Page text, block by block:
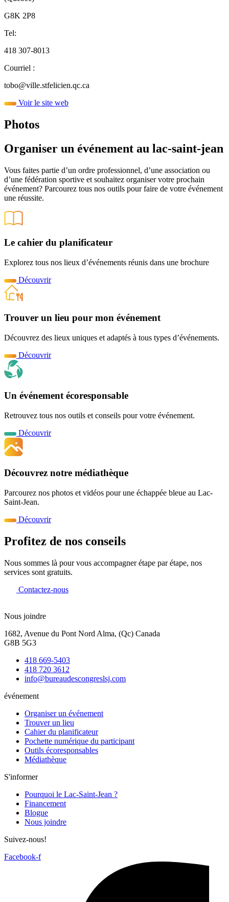
G8K 2P8
Tel:
418 307-8013
Courriel :
tobo@ville.stfelicien.qc.ca
Voir le site web
Photos
Organiser un événement au lac-saint-jean
Vous faites partie d’un ordre professionnel, d’une association ou
d’une fédération sportive et souhaitez organiser votre prochain
événement? Parcourez tous nos outils pour faire de votre événement
une réussite.
Le cahier du planificateur
Explorez tous nos lieux d’événements réunis dans une brochure
Découvrir
Trouver un lieu pour mon événement
Découvrez des lieux uniques et adaptés à tous types d’événements.
Découvrir
Un événement écoresponsable
Retrouvez tous nos outils et conseils pour votre événement.
Découvrir
Découvrez notre médiathèque
Parcourez nos photos et vidéos pour une échappée bleue au Lac-
Saint-Jean.
Découvrir
Profitez de nos conseils
Nous sommes là pour vous accompagner étape par étape, nos
services sont gratuits.
Contactez-nous
Nous joindre
1682, Avenue du Pont Nord Alma, (Qc) Canada
G8B 5G3
418 669-5403
418 720 3612
info@bureaudescongreslsj.com
événement
Organiser un événement
Trouver un lieu
Cahier du planificateur
Pochette numérique du participant
Outils écoresponsables
Médiathèque
S'informer
Pourquoi le Lac-Saint-Jean ?
Financement
Blogue
Nous joindre
Suivez-nous!
Facebook-f